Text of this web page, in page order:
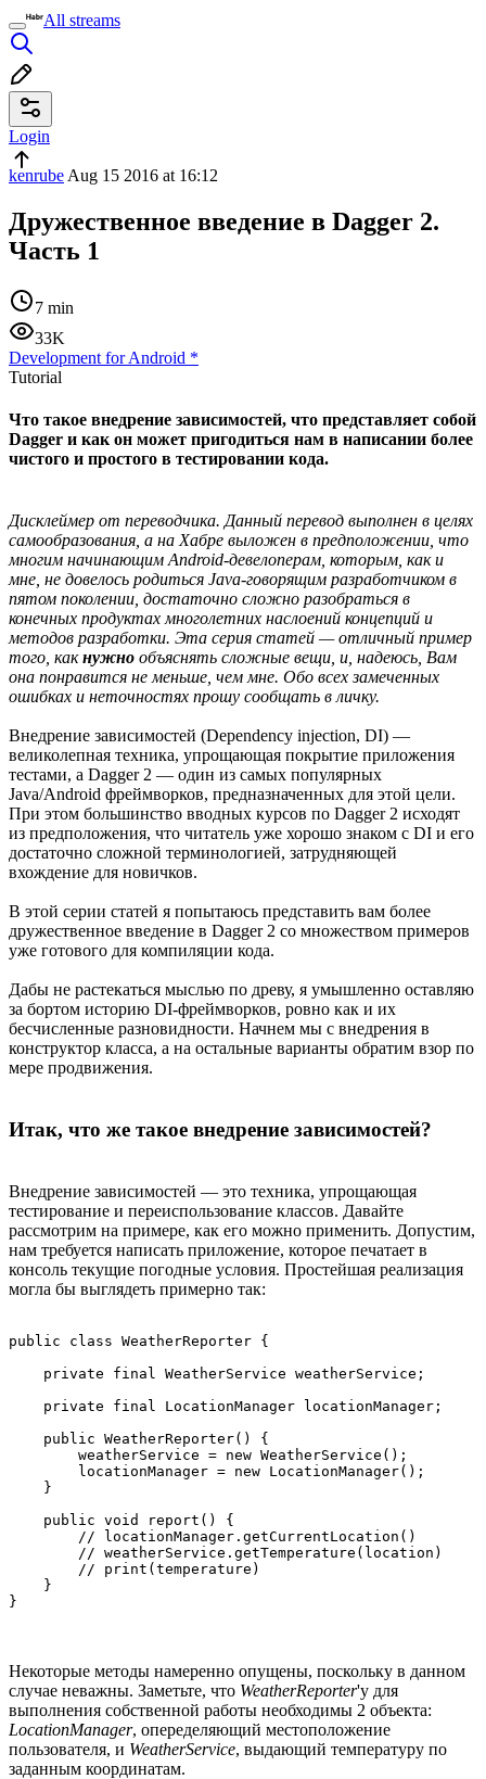
All streams
Login
kenrube Aug 15 2016 at 16:12
Дружественное введение в Dagger 2.
Часть 1
7 min
33K
Development for Android *
Tutorial
Что такое внедрение зависимостей, что представляет собой
Dagger и как он может пригодиться нам в написании более
чистого и простого в тестировании кода.
Дисклеймер от переводчика. Данный перевод выполнен в целях
самообразования, а на Хабре выложен в предположении, что
многим начинающим Android-девелоперам, которым, как и
мне, не довелось родиться Java-говорящим разработчиком в
пятом поколении, достаточно сложно разобраться в
конечных продуктах многолетних наслоений концепций и
методов разработки. Эта серия статей — отличный пример
того, какнужно объяснять сложные вещи, и, надеюсь, Вам
она понравится не меньше, чем мне. Обо всех замеченных
ошибках и неточностях прошу сообщать в личку.
Внедрение зависимостей (Dependency injection, DI) —
великолепная техника, упрощающая покрытие приложения
тестами, а Dagger 2 — один из самых популярных
Java/Android фреймворков, предназначенных для этой цели.
При этом большинство вводных курсов по Dagger 2 исходят
из предположения, что читатель уже хорошо знаком с DI и его
достаточно сложной терминологией, затрудняющей
вхождение для новичков.
В этой серии статей я попытаюсь представить вам более
дружественное введение в Dagger 2 со множеством примеров
уже готового для компиляции кода.
Дабы не растекаться мыслью по древу, я умышленно оставляю
за бортом историю DI-фреймворков, ровно как и их
бесчисленные разновидности. Начнем мы с внедрения в
конструктор класса, а на остальные варианты обратим взор по
мере продвижения.
Итак, что же такое внедрение зависимостей?
Внедрение зависимостей — это техника, упрощающая
тестирование и переиспользование классов. Давайте
рассмотрим на примере, как его можно применить. Допустим,
нам требуется написать приложение, которое печатает в
консоль текущие погодные условия. Простейшая реализация
могла бы выглядеть примерно так:
public class WeatherReporter {
    private final WeatherService weatherService;
    private final LocationManager locationManager;
    public WeatherReporter() {
        weatherService = new WeatherService();
        locationManager = new LocationManager();
    }
    public void report() {
        // locationManager.getCurrentLocation()
        // weatherService.getTemperature(location)
        // print(temperature)
    }
}
Некоторые методы намеренно опущены, поскольку в данном
случае неважны. Заметьте, что WeatherReporter'у для
выполнения собственной работы необходимы 2 объекта:
LocationManager, опеределяющий местоположение
пользователя, и WeatherService, выдающий температуру по
заданным координатам.